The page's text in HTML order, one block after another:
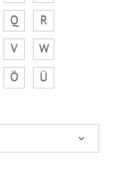
Q
R
V
W
Ö
Ü